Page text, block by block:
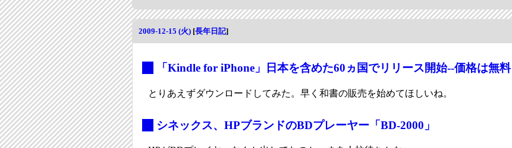
2009-12-15 (火) [長年日記]
「Kindle for iPhone」日本を含めた60ヵ国でリリース開始--価格は無料
とりあえずダウンロードしてみた。早く和書の販売を始めてほしいね。
シネックス、HPブランドのBDプレーヤー「BD-2000」